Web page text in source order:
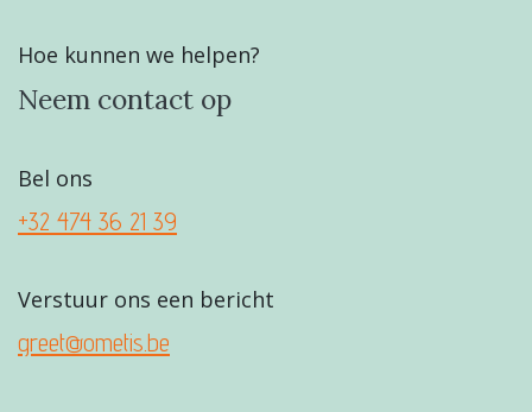
Hoe kunnen we helpen?
Neem contact op
Bel ons
+32 474 36 21 39
Verstuur ons een bericht
greet@ometis.be